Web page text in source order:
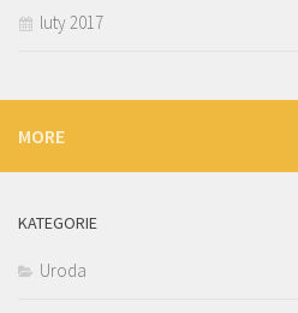
luty 2017
MORE
KATEGORIE
Uroda